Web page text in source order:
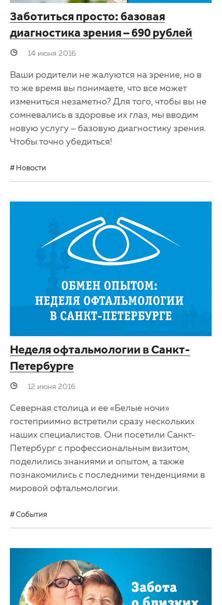
Заботиться просто: базовая
диагностика зрения – 690 рублей
14 июня 2016
Ваши родители не жалуются на зрение, но в
то же время вы понимаете, что все может
измениться незаметно? Для того, чтобы вы не
сомневались в здоровье их глаз, мы вводим
новую услугу – базовую диагностику зрения.
Чтобы точно убедиться!
Новости
Неделя офтальмологии в Санкт-
Петербурге
12 июня 2016
Северная столица и ее «Белые ночи»
гостеприимно встретили сразу нескольких
наших специалистов. Они посетили Санкт-
Петербург с профессиональным визитом,
поделились знаниями и опытом, а также
познакомились с последними тенденциями в
мировой офтальмологии.
События